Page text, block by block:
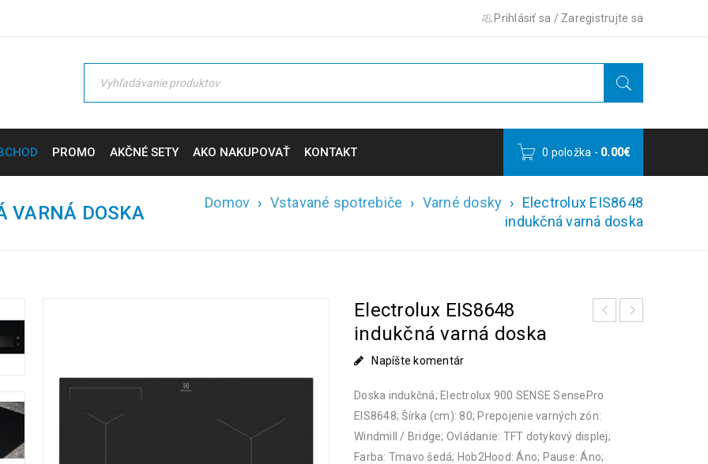
Prihlásiť sa / Zaregistrujte sa
PROMO AKČNÉ SETY AKO NAKUPOVAŤ KONTAKT 0 položka - 0.00€
VARNÁ DOSKA Domov › Vstavané spotrebiče › Varné dosky › Electrolux EIS8648
indukčná varná doska
Electrolux EIS8648
indukčná varná doska
Napíšte komentár
Doska indukčná; Electrolux 900 SENSE SensePro
EIS8648; Šírka (cm): 80; Prepojenie varných zón:
Windmill / Bridge; Ovládanie: TFT dotykový displej;
Farba: Tmavo šedá; Hob2Hood: Áno; Pause: Áno;